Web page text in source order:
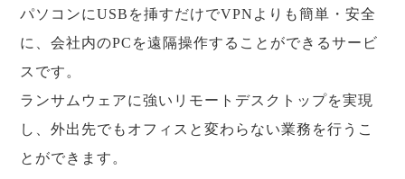
パソコンにUSBを挿すだけでVPNよりも簡単・安全
に、会社内のPCを遠隔操作することができるサービ
スです。
ランサムウェアに強いリモートデスクトップを実現
し、外出先でもオフィスと変わらない業務を行うこ
とができます。